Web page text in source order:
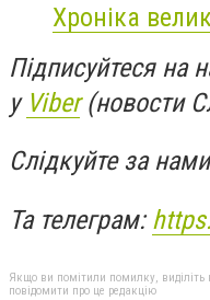
Хроніка
Підписуйтеся на
у Viber(новости
Слідкуйте за
Та телеграм:
Якщо ви помітили помилку, виділіть
повідомити про це редакцію